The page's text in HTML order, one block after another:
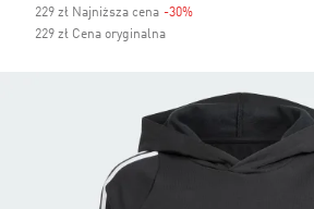
229 zł Najniższa cena -30%
229 zł Cena oryginalna